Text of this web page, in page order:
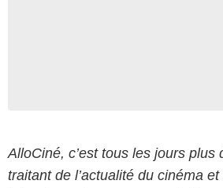
AlloCiné, c’est tous les jours plus
traitant de l’actualité du cinéma